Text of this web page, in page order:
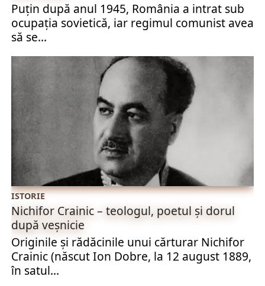
Puțin după anul 1945, România a intrat sub
ocupația sovietică, iar regimul comunist avea
să se...
ISTORIE
Nichifor Crainic – teologul, poetul și dorul
după veșnicie
Originile și rădăcinile unui cărturar Nichifor
Crainic (născut Ion Dobre, la 12 august 1889,
în satul...